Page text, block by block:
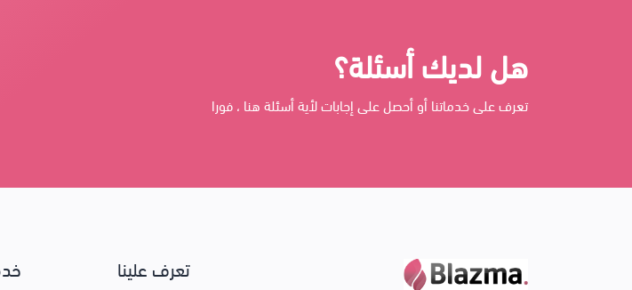
هل لديك أسئلة؟
تعرف على خدماتنا أو أحصل على إجابات لأية أسئلة هنا ، فورا
تعرف علينا